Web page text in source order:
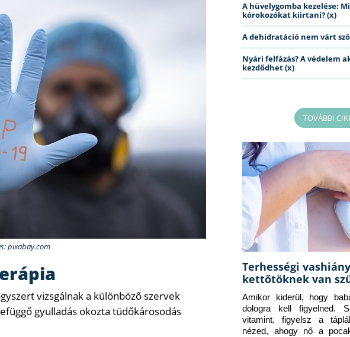
pixabay.com
vizsgálnak a különböző szervek
gyulladás okozta tüdőkárosodás
A hüvelygomba kezelése:
kórokozókat kiirtani? (x)
A dehidratáció nem várt
Nyári felfázás? A védelem
kezdődhet (x)
TOVÁBBI
Terhességi
kettőtöknek van
Amikor kiderül, hogy
dologra kell figyelned.
vitamint, figyelsz a
nézed, ahogy nő a